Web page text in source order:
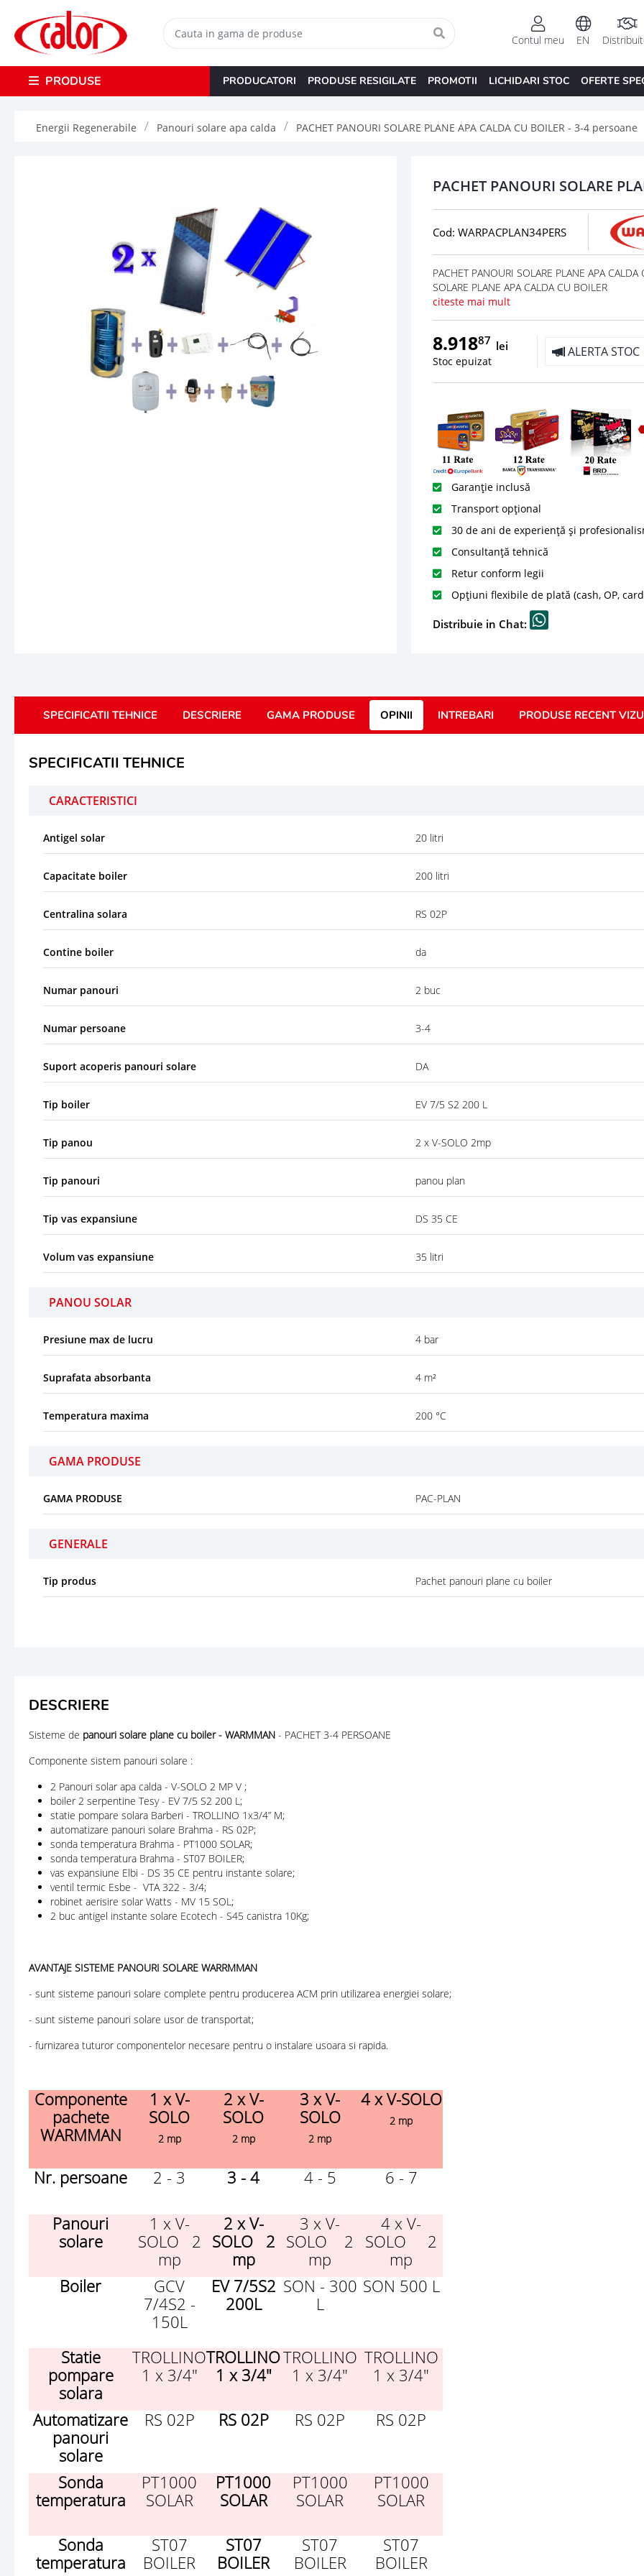
EN
Contul meu
PRODUSE PRODUCATORI PRODUSE RESIGILATE PROMOTII LICHIDARI STOC OFERTE
Energii Regenerabile Panouri solare apa calda PACHET PANOURI SOLARE PLANE APA CALDA CU BOILER - 3-4 persoane
PACHET PANOURI SOLARE
Cod: WARPACPLAN34PERS
PACHET PANOURI SOLARE PLANE APA
SOLARE PLANE APA CALDA CU BOILER
citeste mai mult
8.91887 lei
Stoc epuizat
ALERTA STOC
Garanție inclusă
Transport opțional
30 de ani de experiență și
Consultanță tehnică
Retur conform legii
Opțiuni flexibile de plată (cash, OP,
Distribuie in Chat:
SPECIFICATII TEHNICE DESCRIERE GAMA PRODUSE OPINII INTREBARI PRODUSE RECENT
SPECIFICATII TEHNICE
CARACTERISTICI
Antigel solar 20 litri
Capacitate boiler 200 litri
Centralina solara RS 02P
Contine boiler da
Numar panouri 2 buc
Numar persoane 3-4
Suport acoperis panouri solare DA
Tip boiler EV 7/5 S2 200 L
Tip panou 2 x V-SOLO 2mp
Tip panouri panou plan
Tip vas expansiune DS 35 CE
Volum vas expansiune 35 litri
PANOU SOLAR
Presiune max de lucru 4 bar
Suprafata absorbanta 4 m²
Temperatura maxima 200 °C
GAMA PRODUSE
GAMA PRODUSE PAC-PLAN
GENERALE
Tip produs Pachet panouri plane cu boiler
DESCRIERE
Sisteme de panouri solare plane cu boiler - WARMMAN - PACHET 3-4 PERSOANE
Componente sistem panouri solare :
2 Panouri solar apa calda - V-SOLO 2 MP V ;
boiler 2 serpentine Tesy - EV 7/5 S2 200 L;
statie pompare solara Barberi - TROLLINO 1x3/4” M;
automatizare panouri solare Brahma - RS 02P;
sonda temperatura Brahma - PT1000 SOLAR;
sonda temperatura Brahma - ST07 BOILER;
vas expansiune Elbi - DS 35 CE pentru instante solare;
ventil termic Esbe - VTA 322 - 3/4;
robinet aerisire solar Watts - MV 15 SOL;
2 buc antigel instante solare Ecotech - S45 canistra 10Kg;
AVANTAJE SISTEME PANOURI SOLARE WARRMMAN
- sunt sisteme panouri solare complete pentru producerea ACM prin utilizarea energiei solare;
- sunt sisteme panouri solare usor de transportat;
- furnizarea tuturor componentelor necesare pentru o instalare usoara si rapida.
Componente
pachete
WARMMAN
1 x V-
SOLO
2 mp
2 x V-
SOLO
2 mp
3 x V-
SOLO
2 mp
4 x V-SOLO
2 mp
Nr. persoane 2 - 3 3 - 4 4 - 5 6 - 7
Panouri
solare
1 x V-
SOLO 2
mp
2 x V-
SOLO 2
mp
3 x V-
SOLO 2
mp
4 x V-
SOLO 2
mp
Boiler
GCV
7/4S2 -
150L
EV 7/5S2
200L
SON - 300
L
SON 500 L
Statie
pompare
solara
TROLLINO
1 x 3/4"
TROLLINO
1 x 3/4"
TROLLINO
1 x 3/4"
TROLLINO
1 x 3/4"
Automatizare
panouri
solare
RS 02P RS 02P RS 02P RS 02P
Sonda
temperatura
PT1000
SOLAR
PT1000
SOLAR
PT1000
SOLAR
PT1000
SOLAR
Sonda
temperatura
ST07
BOILER
ST07
BOILER
ST07
BOILER
ST07
BOILER